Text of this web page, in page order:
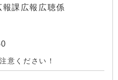
課広報広聴係
意ください！